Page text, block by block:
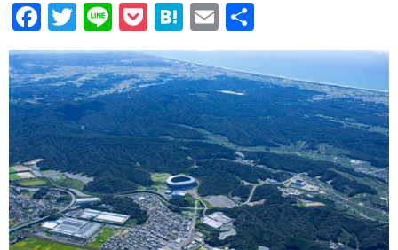
F
a
c
e
b
o
o
k
T
wi
tt
er
Li
n
e
P
o
ck
et
H
at
e
n
a
E
m
ail
有